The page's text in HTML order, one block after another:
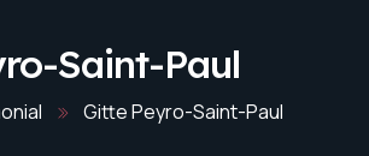
Saint-Paul
Gitte Peyro-Saint-Paul